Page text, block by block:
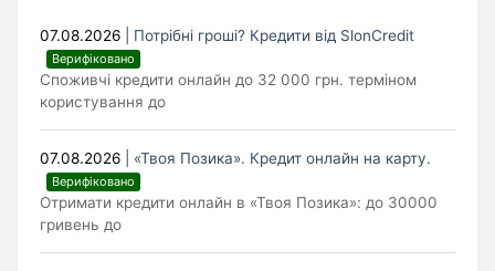
07.08.2026 Потрібні гроші? Кредити від SlonCredit
Верифіковано
Споживчі кредити онлайн до 32 000 грн. терміном
користування до
07.08.2026 «Твоя Позика». Кредит онлайн на карту.
Верифіковано
Отримати кредити онлайн в «Твоя Позика»: до 30000
гривень до